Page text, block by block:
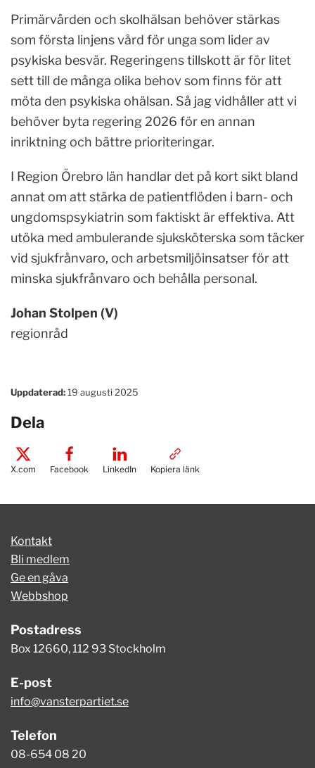
Primärvården och skolhälsan behöver stärkas
som första linjens vård för unga som lider av
psykiska besvär. Regeringens tillskott är för litet
sett till de många olika behov som finns för att
möta den psykiska ohälsan. Så jag vidhåller att vi
behöver byta regering 2026 för en annan
inriktning och bättre prioriteringar.
I Region Örebro län handlar det på kort sikt bland
annat om att stärka de patientflöden i barn- och
ungdomspsykiatrin som faktiskt är effektiva. Att
utöka med ambulerande sjuksköterska som täcker
vid sjukfrånvaro, och arbetsmiljöinsatser för att
minska sjukfrånvaro och behålla personal.
Johan Stolpen (V)
regionråd
Uppdaterad:19 augusti 2025
Dela
X.com Facebook LinkedIn Kopiera länk
Kontakt
Bli medlem
Ge en gåva
Webbshop
Postadress
Box 12660, 112 93 Stockholm
E-post
info@vansterpartiet.se
Telefon
08-654 08 20